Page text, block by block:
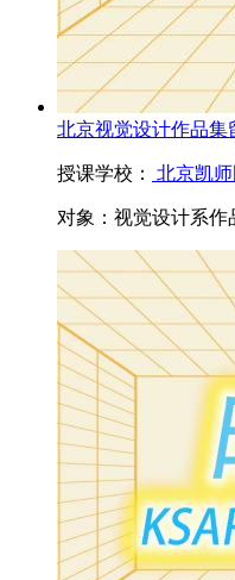
北京视觉设计作品集
授课学校： 北京凯
对象： 视觉设计系作